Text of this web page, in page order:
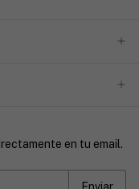
en tu email.